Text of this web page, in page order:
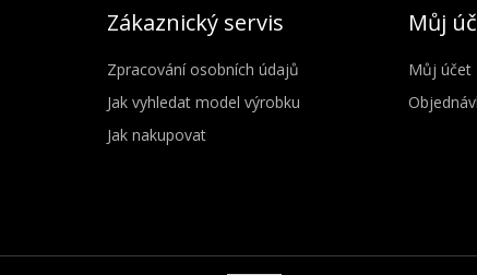
Zákaznický servis
Zpracování osobních údajů
Jak vyhledat model výrobku
Jak nakupovat
Můj
Můj účet